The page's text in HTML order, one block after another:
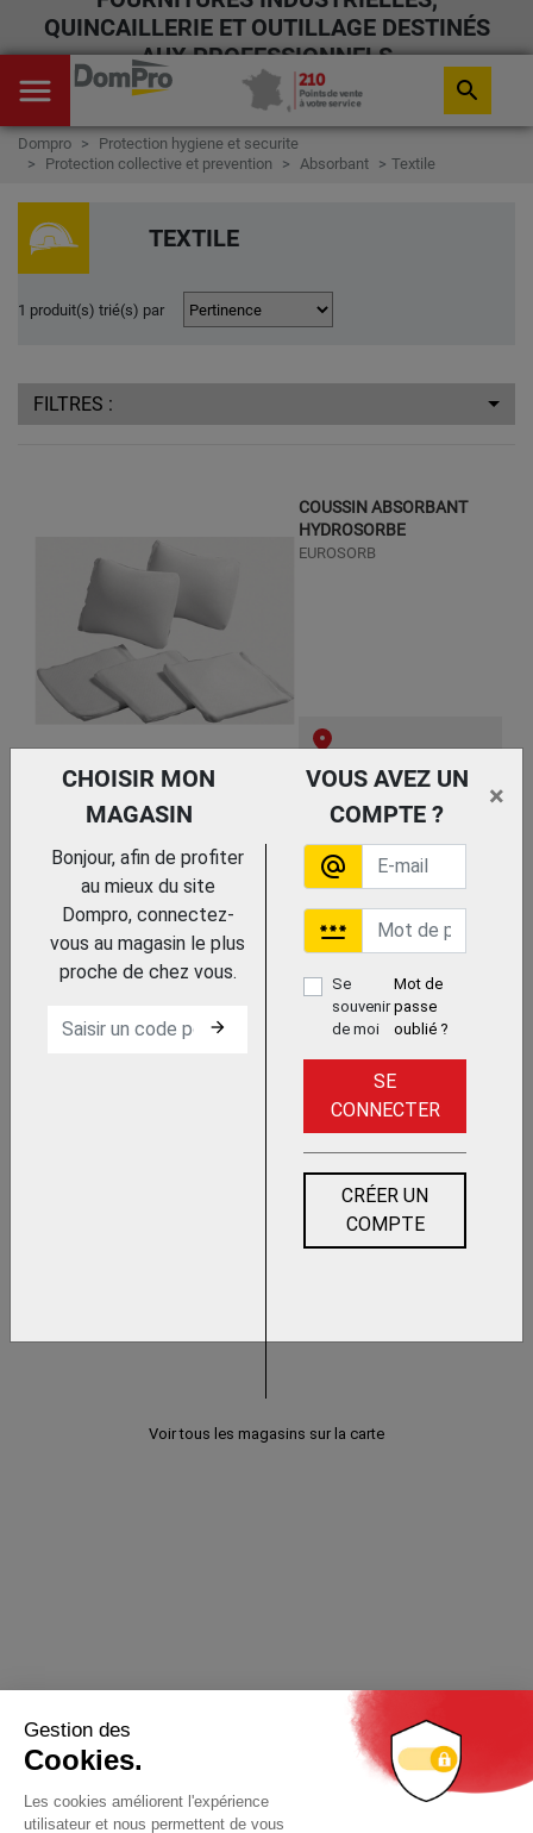
QUINCAILLERIE ET OUTILLAGE DESTINÉS
AUX PROFESSIONNELS
menu search
Dompro
Protection hygiene et securite
Protection collective et prevention
Absorbant Textile
TEXTILE
1 produit(s) trié(s) par
FILTRES :
COUSSIN ABSORBANT
HYDROSORBE
EUROSORB
Trouvez le chez votre
adhérent
CHOISIR MON
MAGASIN
VOUS AVEZ UN
COMPTE ?
×
Bonjour, afin de profiter
au mieux du site
Dompro, connectez-
vous au magasin le plus
proche de chez vous.
arrow_forward
alternate_email
password
Se
souvenir
de moi
Mot de
passe
oublié ?
SE
CONNECTER
CRÉER UN
COMPTE
Voir tous les magasins sur la carte